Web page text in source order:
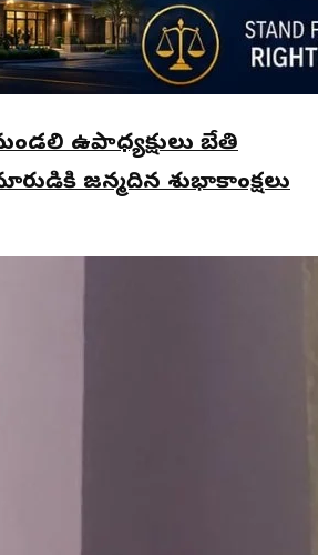
ఉపాధ్యక్షులు బేతి
జన్మదిన శుభాకాంక్షలు